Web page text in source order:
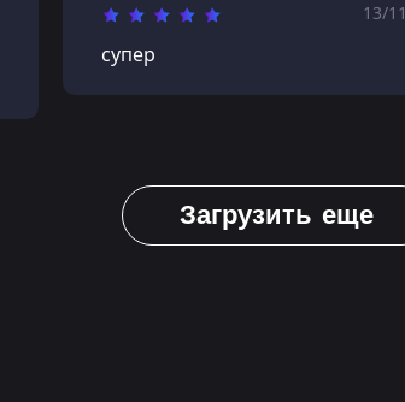
13/11
супер
Загрузить еще